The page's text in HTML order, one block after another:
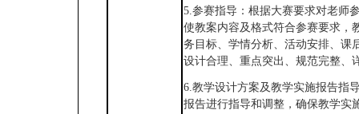
5.参赛指导：根据大赛要求对老师
使教案内容及格式符合参赛要求，
务目标、学情分析、活动安排、课
设计合理、重点突出、规范完整、
6.教学设计方案及教学实施报告指
报告进行指导和调整，确保教学实